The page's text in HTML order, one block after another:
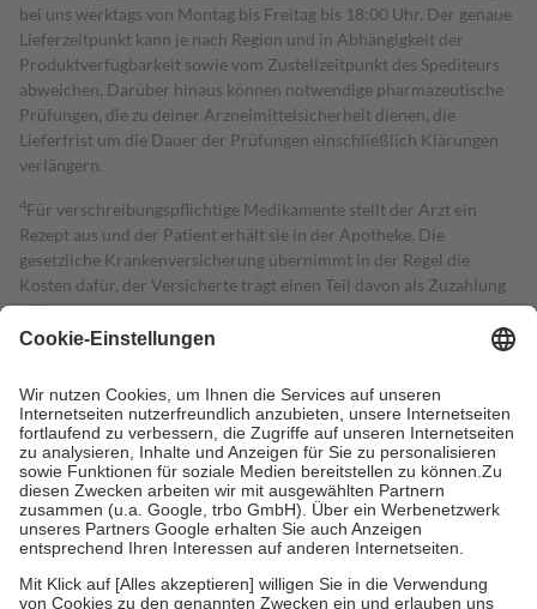
bei uns werktags von Montag bis Freitag bis 18:00 Uhr. Der genaue
Lieferzeitpunkt kann je nach Region und in Abhängigkeit der
Produktverfügbarkeit sowie vom Zustellzeitpunkt des Spediteurs
abweichen. Darüber hinaus können notwendige pharmazeutische
Prüfungen, die zu deiner Arzneimittelsicherheit dienen, die
Lieferfrist um die Dauer der Prüfungen einschließlich Klärungen
verlängern.
4Für verschreibungspflichtige Medikamente stellt der Arzt ein
Rezept aus und der Patient erhält sie in der Apotheke. Die
gesetzliche Krankenversicherung übernimmt in der Regel die
Kosten dafür, der Versicherte trägt einen Teil davon als Zuzahlung
mit.
Grundsätzlich leisten Mitglieder Zuzahlungen in Höhe von zehn
höchstens zehn Euro.
Es sind jedoch nie mehr als die tatsächlichen
Kosten der Leistung zu entrichten.
Diese Regeln gelten grundsätzlich auch für Online-Apotheken.
Bei Heilmitteln und häuslicher Krankenpflege beträgt die
Zuzahlung zehn Prozent der Kosten sowie zehn Euro je
Verordnung.
Um das Engagement der Versicherten für ihre eigene Gesundheit zu
stärken und die besondere Stellung der Familie zu unterstützen,
fallenkeine Zuzahlungenan bei: